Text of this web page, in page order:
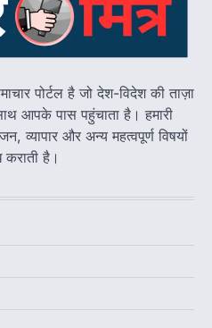
पोर्टल है जो देश-विदेश की ताज़ा
आपके पास पहुंचाता है। हमारी
व्यापार और अन्य महत्वपूर्ण विषयों
कराती है।